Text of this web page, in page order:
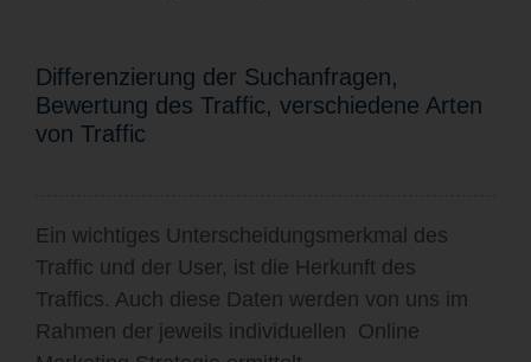
Differenzierung der Suchanfragen,
Bewertung des Traffic, verschiedene Arten
von Traffic
Ein wichtiges Unterscheidungsmerkmal des
Traffic und der User, ist die Herkunft des
Traffics. Auch diese Daten werden von uns im
Rahmen der jeweils individuellen Online